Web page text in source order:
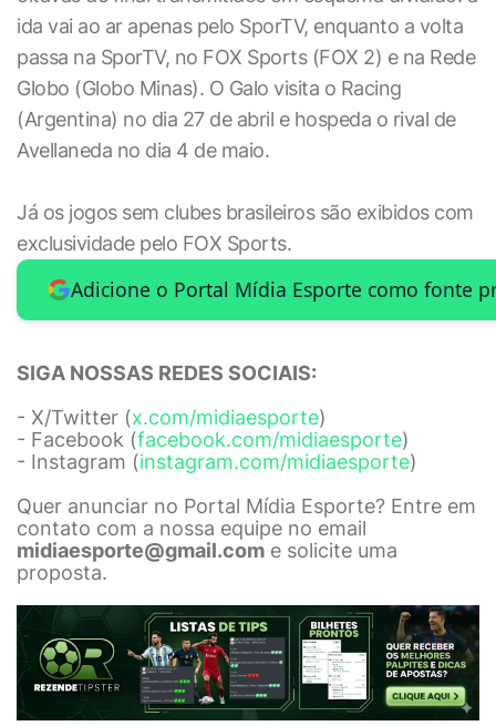
ida vai ao ar apenas pelo SporTV, enquanto a volta
passa na SporTV, no FOX Sports (FOX 2) e na Rede
Globo (Globo Minas). O Galo visita o Racing
(Argentina) no dia 27 de abril e hospeda o rival de
Avellaneda no dia 4 de maio.
Já os jogos sem clubes brasileiros são exibidos com
exclusividade pelo FOX Sports.
Adicione o Portal Mídia Esporte como fonte
SIGA NOSSAS REDES SOCIAIS:
- X/Twitter (x.com/midiaesporte)
- Facebook (facebook.com/midiaesporte)
- Instagram (instagram.com/midiaesporte)
Quer anunciar no Portal Mídia Esporte? Entre em
contato com a nossa equipe no email
midiaesporte@gmail.com e solicite uma
proposta.